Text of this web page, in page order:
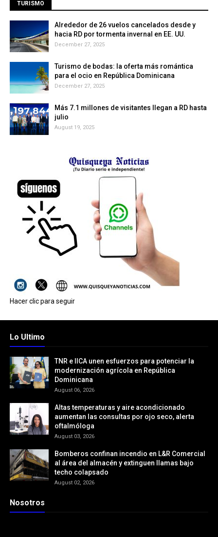
TURISMO
Alrededor de 26 vuelos cancelados desde y
hacia RD por tormenta invernal en EE. UU.
December 27, 2025
Turismo de bodas: la oferta más romántica
para el ocio en República Dominicana
December 27, 2025
Más 7.1 millones de visitantes llegan a RD hasta
julio
August 19, 2025
Hacer clic para seguir
Lo Ultimo
TNR e IICA unen esfuerzos para potenciar la
modernización agrícola en República
Dominicana
August 06, 2026
Altas temperaturas y aire acondicionado
aumentan las consultas por ojo seco, alerta
oftalmóloga
August 03, 2026
Bomberos confinan incendio en L&R Comercial
al área del almacén y extinguen llamas bajo
techo colapsado
August 02, 2026
Nosotros